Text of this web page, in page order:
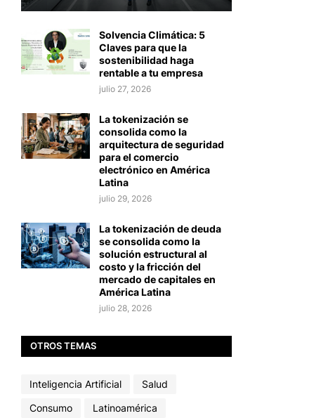
Solvencia Climática: 5
Claves para que la
sostenibilidad haga
rentable a tu empresa
julio 27, 2026
La tokenización se
consolida como la
arquitectura de seguridad
para el comercio
electrónico en América
Latina
julio 29, 2026
La tokenización de deuda
se consolida como la
solución estructural al
costo y la fricción del
mercado de capitales en
América Latina
julio 28, 2026
OTROS TEMAS
Inteligencia Artificial
Salud
Consumo
Latinoamérica